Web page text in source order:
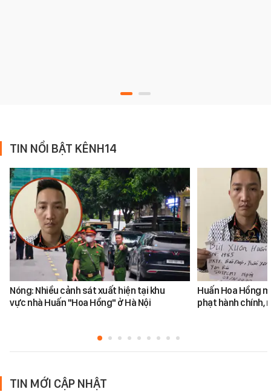
TIN NỔI BẬT KÊNH14
Nóng: Nhiều cảnh sát xuất hiện tại khu
vực nhà Huấn "Hoa Hồng" ở Hà Nội
Huấn Hoa Hồng
phạt hành chính,
TIN MỚI CẬP NHẬT